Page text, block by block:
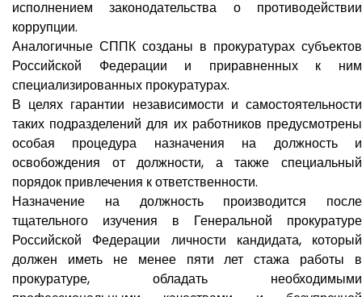
исполнением законодательства о противодействии
коррупции.
Аналогичные СППК созданы в прокуратурах субъектов
Российской Федерации и приравненных к ним
специализированных прокуратурах.
В целях гарантии независимости и самостоятельности
таких подразделений для их работников предусмотрены
особая процедура назначения на должность и
освобождения от должности, а также специальный
порядок привлечения к ответственности.
Назначение на должность производится после
тщательного изучения в Генеральной прокуратуре
Российской Федерации личности кандидата, который
должен иметь не менее пяти лет стажа работы в
прокуратуре, обладать необходимыми